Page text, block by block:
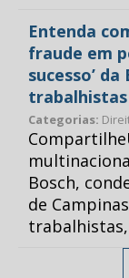
Entenda
fraude em
sucesso’
trabalhistas
Categorias:
Bosch,
de